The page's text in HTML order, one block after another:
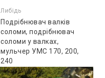
Либідь
Подрібнювач валків
соломи, подрібнювач
соломи у валках,
мульчер УMС 170, 200,
240
174900.00₴